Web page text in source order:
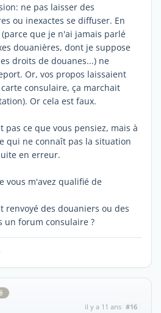
ne pas laisser des
ou inexactes se diffuser. En
que je n'ai jamais parlé
douanières, dont je suppose
droits de douanes...) ne
Or, vos propos laissaient
consulaire, ça marchait
Or cela est faux.
pas ce que vous pensiez, mais à
qui ne connaît pas la situation
en erreur.
vous m'avez qualifié de
renvoyé des douaniers ou des
un forum consulaire ?
il y a 11 ans #16